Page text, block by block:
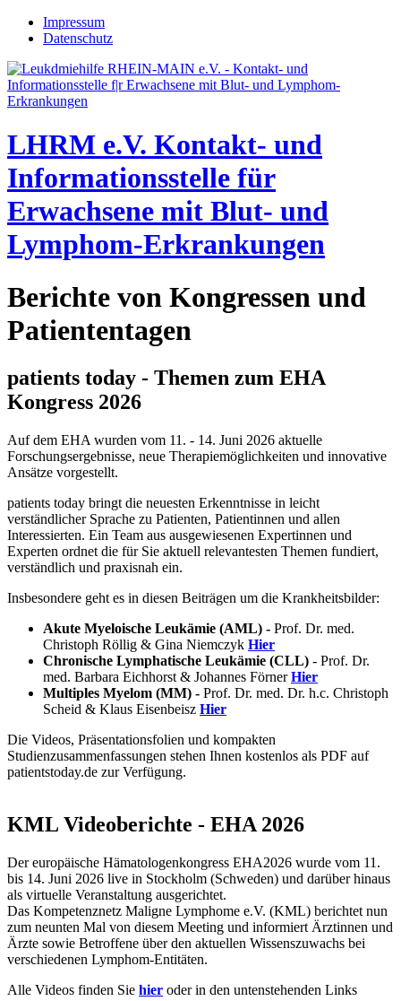
Jump to navigation
Impressum
Datenschutz
LHRM e.V. Kontakt- und
Informationsstelle für
Erwachsene mit Blut- und
Lymphom-Erkrankungen
Berichte von Kongressen und
Patiententagen
patients today - Themen zum EHA
Kongress 2026
Auf dem EHA wurden vom 11. - 14. Juni 2026 aktuelle
Forschungsergebnisse, neue Therapiemöglichkeiten und innovative
Ansätze vorgestellt.
patients today bringt die neuesten Erkenntnisse in leicht
verständlicher Sprache zu Patienten, Patientinnen und allen
Interessierten. Ein Team aus ausgewiesenen Expertinnen und
Experten ordnet die für Sie aktuell relevantesten Themen fundiert,
verständlich und praxisnah ein.
Insbesondere geht es in diesen Beiträgen um die Krankheitsbilder:
Akute Myeloische Leukämie (AML) - Prof. Dr. med.
Christoph Röllig & Gina Niemczyk Hier
Chronische Lymphatische Leukämie (CLL) - Prof. Dr.
med. Barbara Eichhorst & Johannes FörnerHier
Multiples Myelom (MM) - Prof. Dr. med. Dr. h.c. Christoph
Scheid & Klaus Eisenbeisz Hier
Die Videos, Präsentationsfolien und kompakten
Studienzusammenfassungen stehen Ihnen kostenlos als PDF auf
patientstoday.de zur Verfügung.
KML Videoberichte - EHA 2026
Der europäische Hämatologenkongress EHA2026 wurde vom 11.
bis 14. Juni 2026 live in Stockholm (Schweden) und darüber hinaus
als virtuelle Veranstaltung ausgerichtet.
Das Kompetenznetz Maligne Lymphome e.V. (KML) berichtet nun
zum neunten Mal von diesem Meeting und informiert Ärztinnen und
Ärzte sowie Betroffene über den aktuellen Wissenszuwachs bei
verschiedenen Lymphom-Entitäten.
Alle Videos finden Sie hier oder in den untenstehenden Links